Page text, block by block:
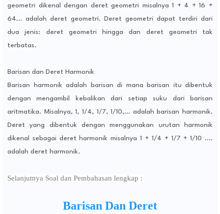
geometri dikenal dengan deret geometri misalnya 1 + 4 + 16 +
64... adalah deret geometri. Deret geometri dapat terdiri dari
dua jenis: deret geometri hingga dan deret geometri tak
terbatas.
Barisan dan Deret Harmonik
Barisan harmonik adalah barisan di mana barisan itu dibentuk
dengan mengambil kebalikan dari setiap suku dari barisan
aritmatika. Misalnya, 1, 1/4, 1/7, 1/10,... adalah barisan harmonik.
Deret yang dibentuk dengan menggunakan urutan harmonik
dikenal sebagai deret harmonik misalnya 1 + 1/4 + 1/7 + 1/10 ....
adalah deret harmonik.
Selanjutnya Soal dan Pembahasan lengkap :
Barisan Dan Deret